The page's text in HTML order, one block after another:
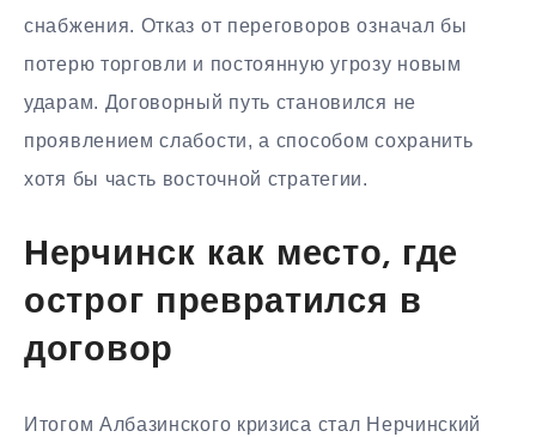
снабжения. Отказ от переговоров означал бы
потерю торговли и постоянную угрозу новым
ударам. Договорный путь становился не
проявлением слабости, а способом сохранить
хотя бы часть восточной стратегии.
Нерчинск как место, где
острог превратился в
договор
Итогом Албазинского кризиса стал Нерчинский